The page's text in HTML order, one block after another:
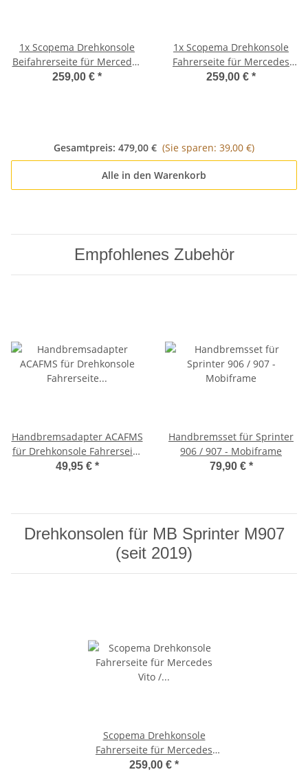
1x Scopema Drehkonsole
Beifahrerseite für Mercedes
Vito / Viano W447 ab 2015 -
259,00 € *
1x Scopema Drehkonsole
Fahrerseite für Mercedes
Vito / Viano W447 ab 2015 -
259,00 € *
Gesamtpreis: 479,00 € (Sie sparen: 39,00 €)
Alle in den Warenkorb
Empfohlenes Zubehör
Handbremsadapter ACAFMS
für Drehkonsole Fahrerseite
für Mercedes SPRINTER
49,95 € *
Handbremsset für Sprinter
906 / 907 - Mobiframe
79,90 € *
Drehkonsolen für MB Sprinter M907
(seit 2019)
Scopema Drehkonsole
Fahrerseite für Mercedes
Vito / Viano W447 ab 2015 -
259,00 € *